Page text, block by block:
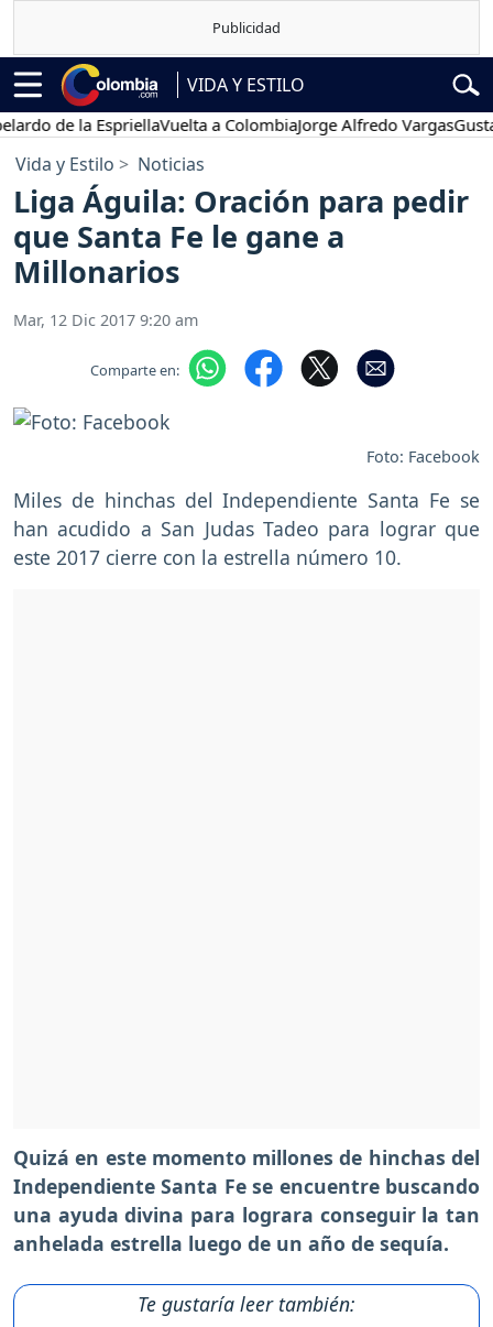
VIDA Y ESTILO
la EspriellaVuelta a ColombiaJorge Alfredo VargasGustavo
Vida y Estilo Noticias
Liga Águila: Oración para pedir
que Santa Fe le gane a
Millonarios
Mar, 12 Dic 2017 9:20 am
Comparte en:
Foto: Facebook
Miles de hinchas del Independiente Santa Fe se
han acudido a San Judas Tadeo para lograr que
este 2017 cierre con la estrella número 10.
Quizá en este momento millones de hinchas del
Independiente Santa Fe se encuentre buscando
una ayuda divina para lograra conseguir la tan
anhelada estrella luego de un año de sequía.
Te gustaría leer también: